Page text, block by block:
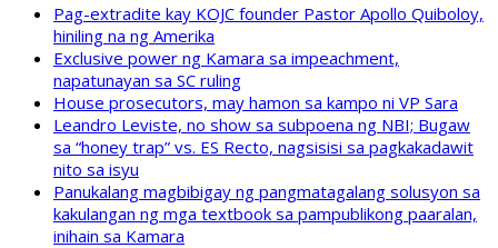
Pag-extradite kay KOJC founder Pastor Apollo Quiboloy,
hiniling na ng Amerika
Exclusive power ng Kamara sa impeachment,
napatunayan sa SC ruling
House prosecutors, may hamon sa kampo ni VP Sara
Leandro Leviste, no show sa subpoena ng NBI; Bugaw
sa “honey trap” vs. ES Recto, nagsisisi sa pagkakadawit
nito sa isyu
Panukalang magbibigay ng pangmatagalang solusyon sa
kakulangan ng mga textbook sa pampublikong paaralan,
inihain sa Kamara